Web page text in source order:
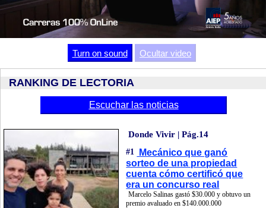
Turn on sound Ocultar video
RANKING DE LECTORIA
Escuchar las noticias
Donde Vivir | Pág.14
#1
Mecánico que ganó
sorteo de una propiedad
cuenta cómo certificó que
era un concurso real
Marcelo Salinas gastó $30.000 y obtuvo un
premio avaluado en $140.000.000